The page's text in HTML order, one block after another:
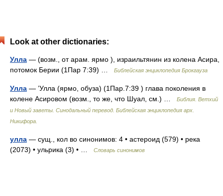
Look at other dictionaries:
Улла — (возм., от арам. ярмо ), израильтянин из колена Асира,
потомок Берии (1Пар 7:39) …
Библейская энциклопедия Брокгауза
Улла — ’Улла (ярмо, обуза) (1Пар.7:39 ) глава поколения в
колене Асировом (возм., то же, что Шуал, см.) …
Библия. Ветхий
и Новый заветы. Синодальный перевод. Библейская энциклопедия арх.
Никифора.
улла — сущ., кол во синонимов: 4 • астероид (579) • река
(2073) • ульрика (3) • …
Словарь синонимов